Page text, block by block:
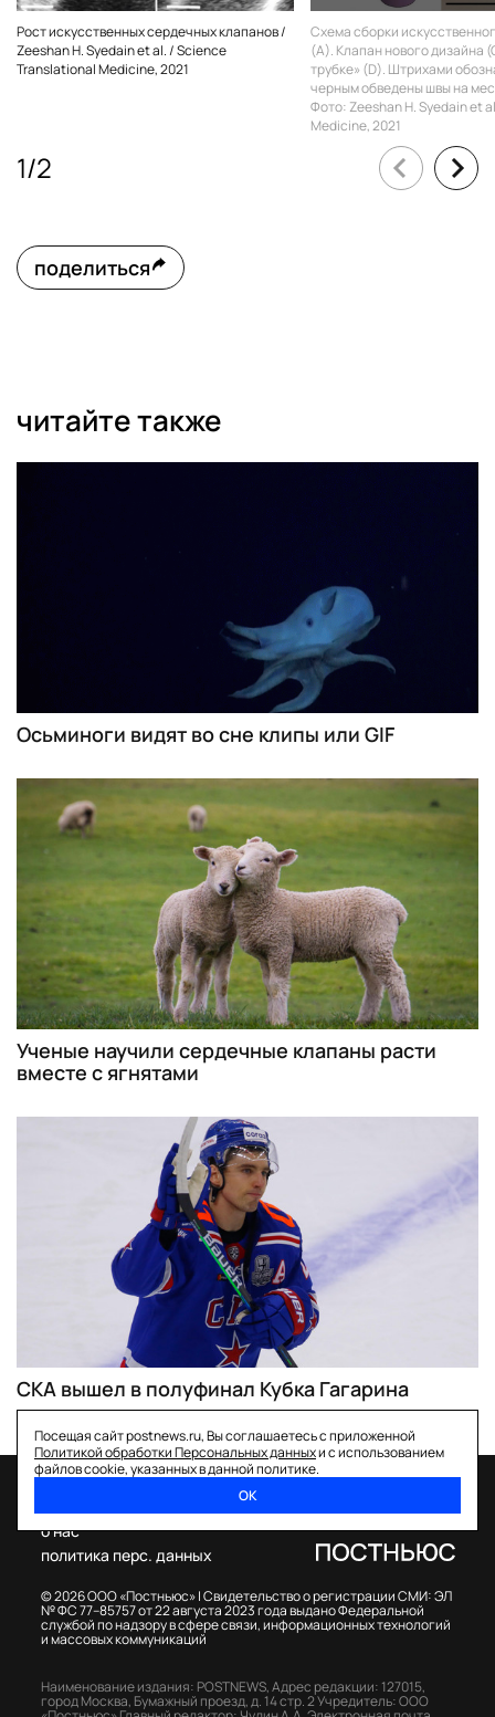
Рост искусственных сердечных клапанов /
Zeeshan H. Syedain et al. / Science
Translational Medicine, 2021
Схема сборки
(А). Клапан нового дизайна
трубке» (D). Штрихами
черным обведены швы на
Фото: Zeeshan H. Syedain et
Medicine, 2021
1/2
поделиться
читайте также
Осьминоги видят во сне клипы или GIF
Ученые научили сердечные клапаны расти
вместе с ягнятами
СКА вышел в полуфинал Кубка Гагарина
Посещая сайт postnews.ru, Вы соглашаетесь с приложенной
Политикой обработки Персональных данныхи с использованием
файлов cookie, указанных в данной политике.
ОК
© 2026 ООО «Постньюс» |Свидетельство о регистрации СМИ: ЭЛ
№ ФС 77–85757 от 22 августа 2023 года выдано Федеральной
службой по надзору в сфере связи, информационных технологий
и массовых коммуникаций
о нас
политика перс. данных
Наименование издания: POSTNEWS,Адрес редакции: 127015,
город Москва, Бумажный проезд, д. 14 стр. 2Учредитель: ООО